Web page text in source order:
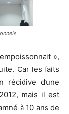
»,
Car les faits
d’une
mais il est
à 10 ans de